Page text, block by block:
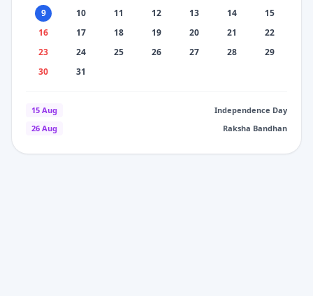
9
10 11 12 13 14
15
16
17 18 19 20 21
22
23
24 25 26 27 28
29
30
31
15 Aug
Independence Day
26 Aug
Raksha Bandhan